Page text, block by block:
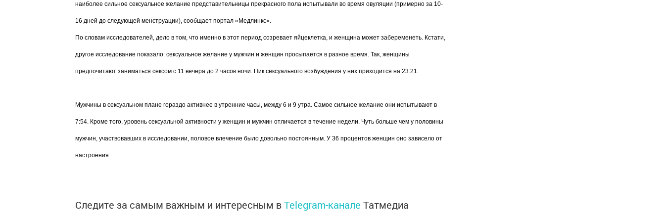
наиболее сильное сексуальное желание представительницы прекрасного пола испытывали во время овуляции (примерно за 10-
16 дней до следующей менструации), сообщает портал «Медлинкс».
По словам исследователей, дело в том, что именно в этот период созревает яйцеклетка, и женщина может забеременеть. Кстати,
другое исследование показало: сексуальное желание у мужчин и женщин просыпается в разное время. Так, женщины
предпочитают заниматься сексом с 11 вечера до 2 часов ночи. Пик сексуального возбуждения у них приходится на 23:21.
Мужчины в сексуальном плане гораздо активнее в утренние часы, между 6 и 9 утра. Самое сильное желание они испытывают в
7:54. Кроме того, уровень сексуальной активности у женщин и мужчин отличается в течение недели. Чуть больше чем у половины
мужчин, участвовавших в исследовании, половое влечение было довольно постоянным. У 36 процентов женщин оно зависело от
настроения.
Следите за самым важным и интересным вTelegram-канале Татмедиа